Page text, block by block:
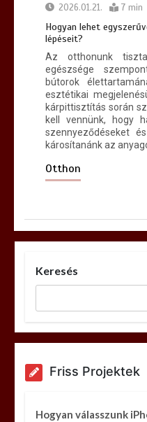
2026.01.21. 7 min
Hogyan lehet
lépéseit?
Az otthonunk
egészsége
bútorok
esztétikai
kárpittisztítás során
kell vennünk, hogy
szennyeződéseket
károsítanánk az
Otthon
Keresés
Friss Projektek
Hogyan válasszunk